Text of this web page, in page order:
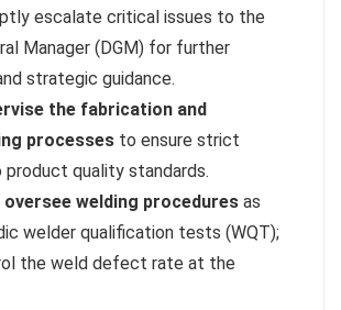
escalate critical issues to the
Manager (DGM) for further
strategic guidance.
the fabrication and
processes to ensure strict
product quality standards.
welding procedures as
welder qualification tests (WQT);
the weld defect rate at the